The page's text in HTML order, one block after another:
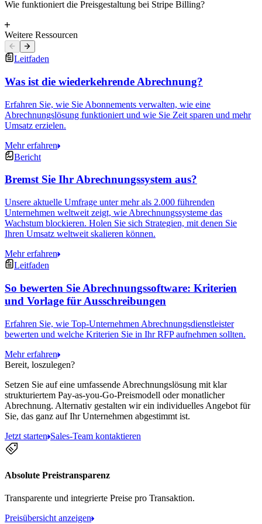
Wie funktioniert die Preisgestaltung bei Stripe Billing?
Weitere Ressourcen
Leitfaden
Was ist die wiederkehrende Abrechnung?
Erfahren Sie, wie Sie Abonnements verwalten, wie eine
Abrechnungslösung funktioniert und wie Sie Zeit sparen und mehr
Umsatz erzielen.
Mehr erfahren
Bericht
Bremst Sie Ihr Abrechnungssystem aus?
Unsere aktuelle Umfrage unter mehr als 2.000 führenden
Unternehmen weltweit zeigt, wie Abrechnungssysteme das
Wachstum blockieren. Holen Sie sich Strategien, mit denen Sie
Ihren Umsatz weltweit skalieren können.
Mehr erfahren
Leitfaden
So bewerten Sie Abrechnungssoftware: Kriterien
und Vorlage für Ausschreibungen
Erfahren Sie, wie Top-Unternehmen Abrechnungsdienstleister
bewerten und welche Kriterien Sie in Ihr RFP aufnehmen sollten.
Mehr erfahren
Bereit, loszulegen?
Setzen Sie auf eine umfassende Abrechnungslösung mit klar
strukturiertem Pay-as-you-Go-Preismodell oder monatlicher
Abrechnung. Alternativ gestalten wir ein individuelles Angebot für
Sie, das ganz auf Ihr Unternehmen abgestimmt ist.
Jetzt starten Sales-Team kontaktieren
Absolute Preistransparenz
Transparente und integrierte Preise pro Transaktion.
Preisübersicht anzeigen